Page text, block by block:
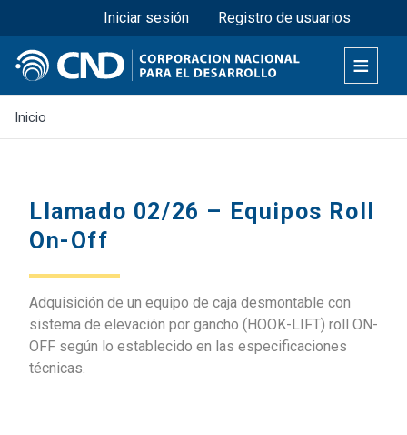
Pasar
al
contenido
principal
Menú superior
Iniciar sesión Registro de usuarios
Inicio
Llamado 02/26 – Equipos Roll
On-Off
Adquisición de un equipo de caja desmontable con
sistema de elevación por gancho (HOOK-LIFT) roll ON-
OFF según lo establecido en las especificaciones
técnicas.